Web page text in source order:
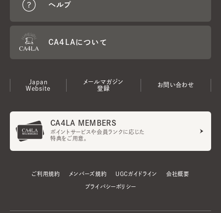
ヘルプ
CA4LAについて
Japan
Website
メールマガジン
登録
お問い合わせ
CA4LA MEMBERS
ポイントサービスや会員ランクに応じた
特典をご用意。
ご利用規約 メンバーズ規約 UGCガイドライン 会社概要
プライバシーポリシー